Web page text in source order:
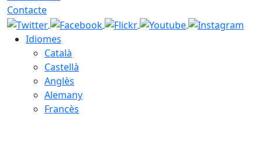
Contacte
Idiomes
Català
Castellà
Anglès
Alemany
Francès